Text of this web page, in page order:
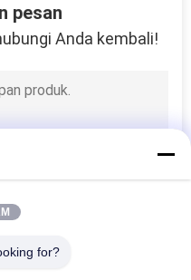
pesan
Anda kembali!
for?